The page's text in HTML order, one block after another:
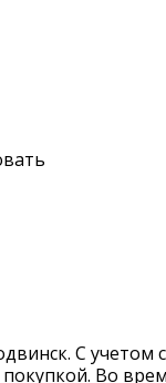
С учетом
Во